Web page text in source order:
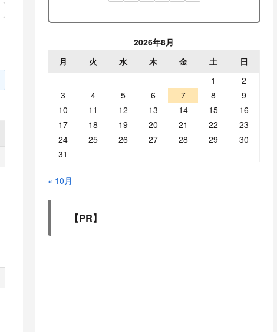
2026年8月
月
火 水 木 金 土
日
1
2
3
4 5 6 7 8
9
10
11 12 13 14 15
16
17
18 19 20 21 22
23
24
25 26 27 28 29
30
31
« 10月
【PR】